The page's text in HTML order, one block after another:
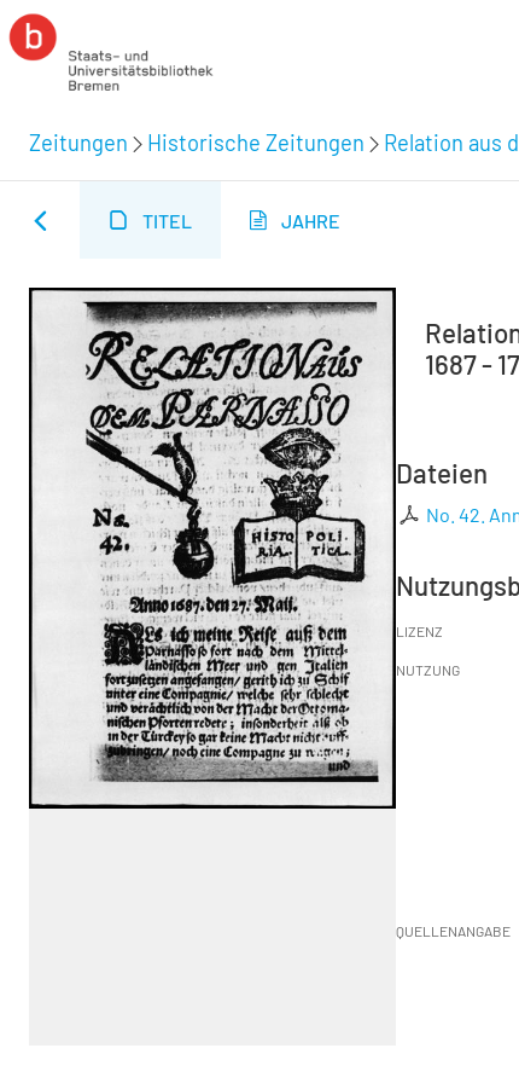
Zeitungen Historische Zeitungen Relation aus
TITEL JAHRE
1687 -
Dateien
No. 42.
LIZENZ
NUTZUNG
QUELLENANGABE